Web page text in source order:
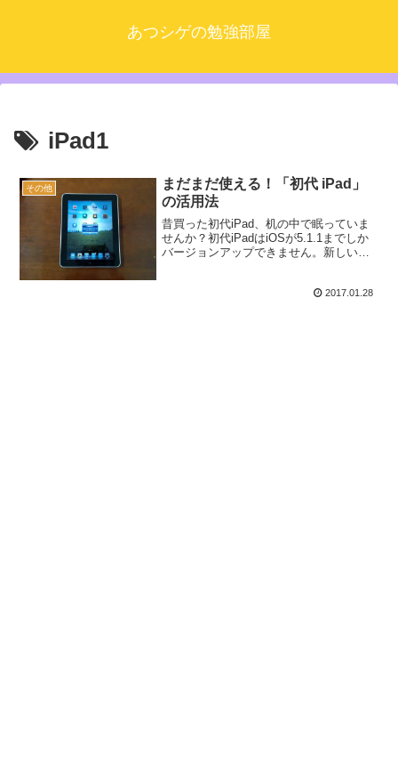
あつシゲの勉強部屋
iPad1
その他
まだまだ使える！「初代 iPad」
の活用法
昔買った初代iPad、机の中で眠っていま
せんか？初代iPadはiOSが5.1.1までしか
バージョンアップできません。新しいバ
ね。今は全然使っていないという人が多
2017.01.28